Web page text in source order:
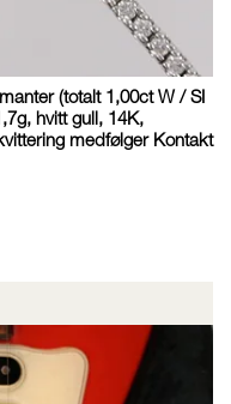
(totalt 1,00ct W / SI
hvitt gull, 14K,
medfølger Kontakt